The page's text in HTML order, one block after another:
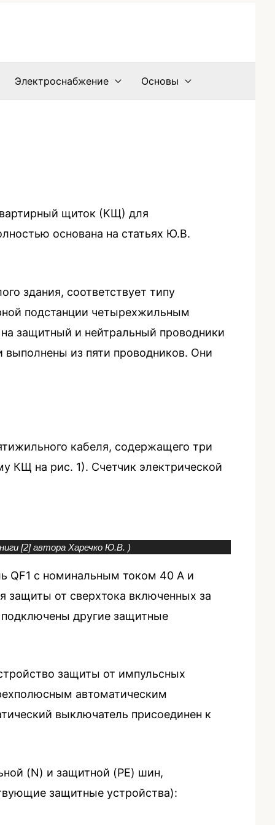
Электроснабжение Основы
щиток (КЩ) для
основана на статьях Ю.В.
здания, соответствует типу
подстанции четырехжильным
защитный и нейтральный проводники
из пяти проводников. Они
кабеля, содержащего три
КЩ на рис. 1). Счетчик электрической
[2] автора Харечко Ю.В. )
QF1 с номинальным током 40 А и
защиты от сверхтока включенных за
другие защитные
защиты от импульсных
автоматическим
выключатель присоединен к
(N) и защитной (PE) шин,
защитные устройства):